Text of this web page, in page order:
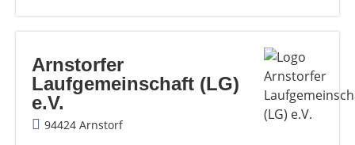
Arnstorfer
Laufgemeinschaft (LG)
e.V.
94424 Arnstorf